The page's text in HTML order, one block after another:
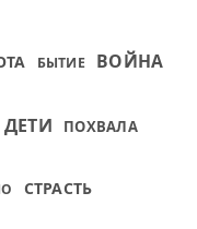
БЫТИЕ ВОЙНА
ДЕТИ ПОХВАЛА
СТРАСТЬ